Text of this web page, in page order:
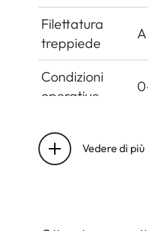
Filettatura
treppiede
Condizioni
operative
Interfacce
Vedere di più